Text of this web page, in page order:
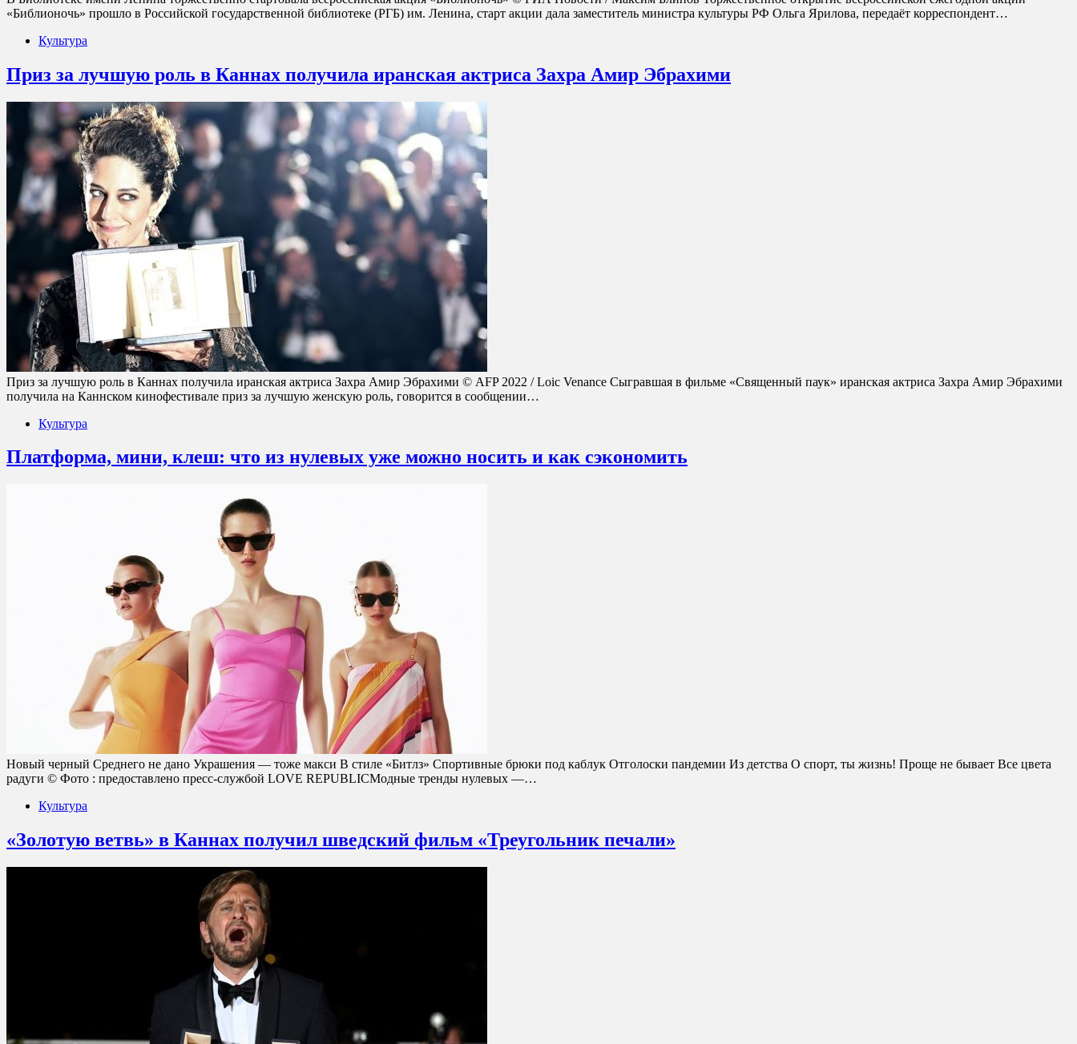
«Библионочь» прошло в Российской государственной библиотеке (РГБ) им. Ленина, старт акции дала заместитель министра культуры РФ Ольга Ярилова, передаёт корреспондент…
Культура
Приз за лучшую роль в Каннах получила иранская актриса Захра Амир Эбрахими
Приз за лучшую роль в Каннах получила иранская актриса Захра Амир Эбрахими © AFP 2022 / Loic Venance Сыгравшая в фильме «Священный паук» иранская актриса Захра Амир Эбрахими
получила на Каннском кинофестивале приз за лучшую женскую роль, говорится в сообщении…
Культура
Платформа, мини, клеш: что из нулевых уже можно носить и как сэкономить
Новый черный Среднего не дано Украшения — тоже макси В стиле «Битлз» Спортивные брюки под каблук Отголоски пандемии Из детства О спорт, ты жизнь! Проще не бывает Все цвета
радуги © Фото : предоставлено пресс-службой LOVE REPUBLICМодные тренды нулевых —…
Культура
«Золотую ветвь» в Каннах получил шведский фильм «Треугольник печали»